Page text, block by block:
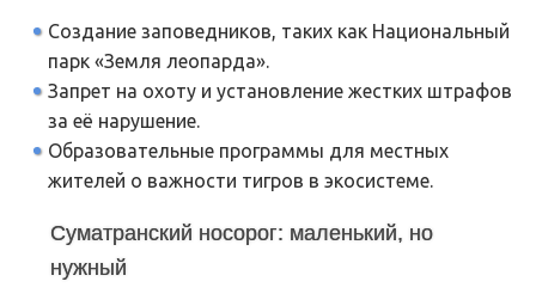
Создание заповедников, таких как Национальный
парк «Земля леопарда».
Запрет на охоту и установление жестких штрафов
за её нарушение.
Образовательные программы для местных
жителей о важности тигров в экосистеме.
Суматранский носорог: маленький, но
нужный